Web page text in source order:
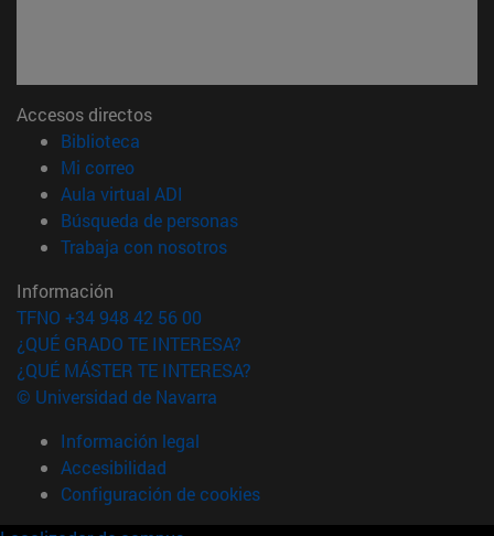
Accesos directos
Biblioteca
Mi correo(abre en nueva ventana)
Aula virtual ADI
Búsqueda de personas(abre en nueva ventana)
Trabaja con nosotros(abre en nueva ventana)
Información
TFNO +34 948 42 56 00
¿QUÉ GRADO TE INTERESA?
¿QUÉ MÁSTER TE INTERESA?
© Universidad de Navarra
Información legal
Accesibilidad
Configuración de cookies